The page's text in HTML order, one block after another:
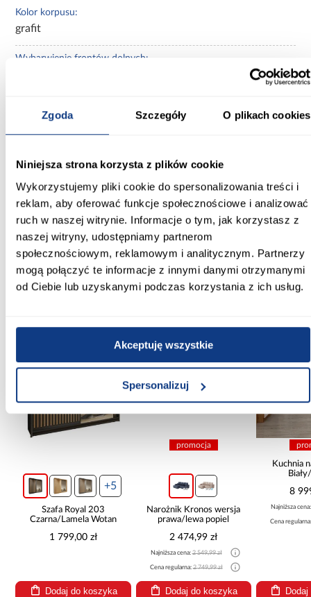
Zgoda Szczegóły O plikach cookies
Niniejsza strona korzysta z plików cookie
Wykorzystujemy pliki cookie do spersonalizowania treści i
reklam, aby oferować funkcje społecznościowe i analizować
ruch w naszej witrynie. Informacje o tym, jak korzystasz z
naszej witryny, udostępniamy partnerom
społecznościowym, reklamowym i analitycznym. Partnerzy
mogą połączyć te informacje z innymi danymi otrzymanymi
od Ciebie lub uzyskanymi podczas korzystania z ich usług.
Akceptuję wszystkie
Spersonalizuj
Kolor korpusu:
grafit
Wybarwienie frontów dolnych:
mat
Wykończenie korpusu:
+5
Szafa Royal 203
Czarna/Lamela Wotan
1 799,00 zł
Dodaj do koszyka
promocja
Narożnik Kronos wersja
prawa/lewa popiel
2 474,99 zł
Najniższa cena:2 549,99 zł
Cena regularna:2 749,99 zł
Dodaj do koszyka
Kuchnia
8
Najniższa
Cena